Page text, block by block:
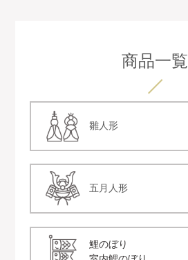
商品一覧
雛人形
五月人形
鯉のぼり